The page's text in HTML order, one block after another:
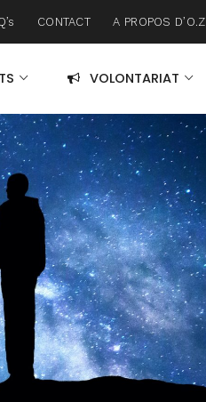
CONTACT A PROPOS D’O.Z
VOLONTARIAT